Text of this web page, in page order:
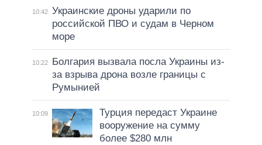
10:42 Украинские дроны ударили по
российской ПВО и судам в Черном
море
10:22
Болгария вызвала посла Украины из-
за взрыва дрона возле границы с
Румынией
10:09
Турция передаст Украине
вооружение на сумму
более $280 млн